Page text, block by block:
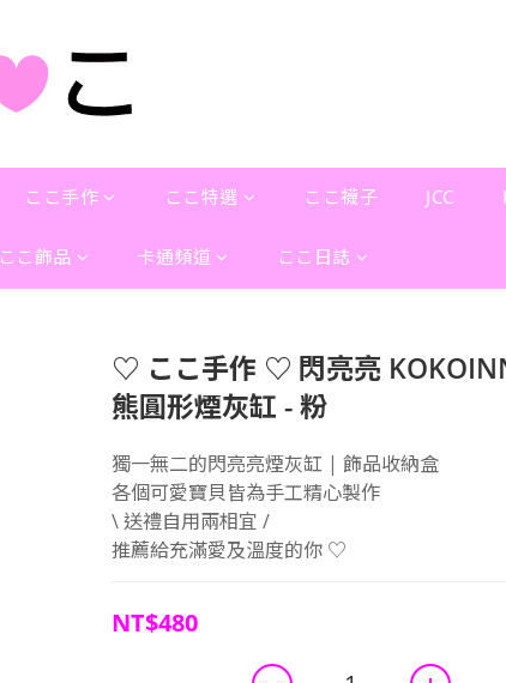
ここ手作 ここ特選 ここ襪子 JCC
ここ飾品 卡通頻道 ここ日誌
♡ ここ手作 ♡ 閃亮亮
熊圓形煙灰缸 - 粉
獨一無二的閃亮亮煙灰缸 | 飾品收納盒
各個可愛寶貝皆為手工精心製作
\ 送禮自用兩相宜 /
推薦給充滿愛及溫度的你 ♡
NT$480